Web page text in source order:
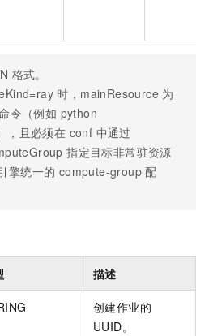
格式。
时，mainResource 为
令（例如 python
，且必须在 conf 中通过
指定目标非常驻资源
擎统一的 compute-group 配
描述
创建作业的
UUID。